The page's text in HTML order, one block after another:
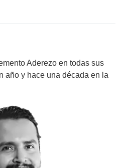
Aderezo en todas sus
año y hace una década en la